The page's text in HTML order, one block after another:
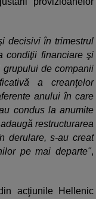
decisivi în trimestrul
condiţii financiare şi
grupului de companii
a creanţelor
anului în care
condus la anumite
restructurarea
derulare, s-au creat
pe mai departe",
acţiunile Hellenic